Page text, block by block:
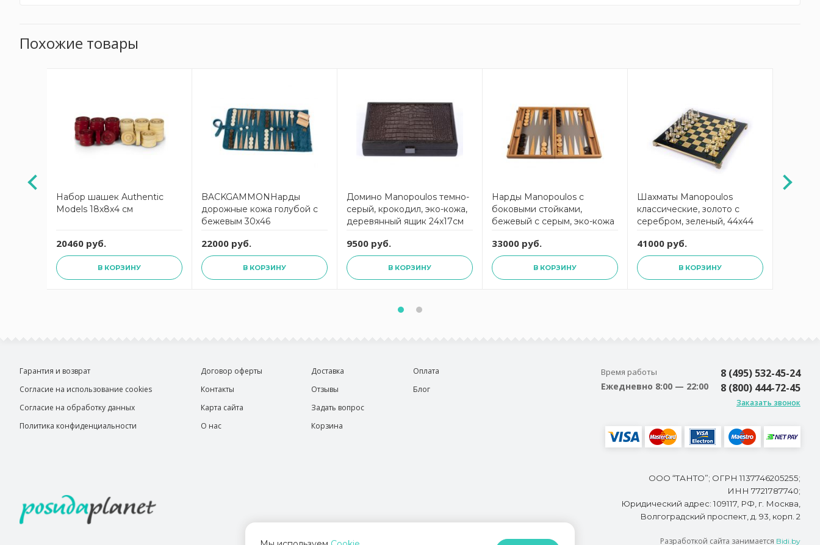
Похожие товары
Набор шашек Authentic
Models 18х8х4 см
20460 руб.
В КОРЗИНУ
BACKGAMMONНарды
дорожные кожа голубой с
бежевым 30х46
22000 руб.
В КОРЗИНУ
Домино Manopoulos темно-
серый, крокодил, эко-кожа,
деревянный ящик 24x17см
9500 руб.
В КОРЗИНУ
Нарды Manopoulos с
боковыми стойками,
бежевый с серым, эко-кожа
ручная работа
33000 руб.
В КОРЗИНУ
Шахматы Manopoulos
классические, золото с
серебром, зеленый, 44х44
41000 руб.
В КОРЗИНУ
Гарантия и возврат
Согласие на использование cookies
Согласие на обработку данных
Политика конфиденциальности
Договор оферты
Контакты
Карта сайта
О нас
Доставка
Отзывы
Задать вопрос
Корзина
Оплата
Блог
Время работы
Ежедневно 8:00 — 22:00
8 (495) 532-45-24
8 (800) 444-72-45
Заказать звонок
ООО “ТАНТО”; ОГРН 1137746205255;
ИНН 7721787740;
Юридический адрес: 109117, РФ, г. Москва,
Волгоградский проспект, д. 93, корп. 2
Разработкой сайта занимается Bidi.by